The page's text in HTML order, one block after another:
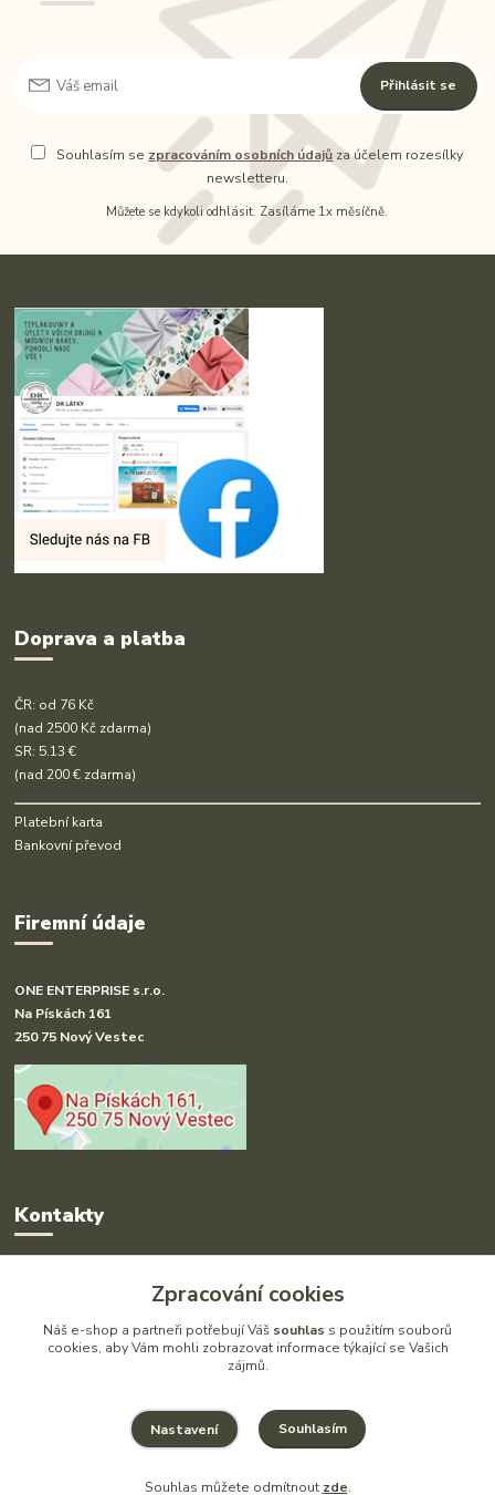
Přihlásit se
Souhlasím se zpracováním osobních údajů za účelem rozesílky
newsletteru.
Můžete se kdykoli odhlásit. Zasíláme 1x měsíčně.
Doprava a platba
ČR: od 76 Kč
(nad 2500 Kč zdarma)
SR: 5.13 €
(nad 200 € zdarma)
Platební karta
Bankovní převod
Firemní údaje
ONE ENTERPRISE s.r.o.
Na Pískách 161
250 75 Nový Vestec
Kontakty
Radka Hakl
+420 777 613 020
(Po-Pá, 9-16 hod.)
Zpracování cookies
Náš e-shop a partneři potřebují Váš souhlas s použitím souborů
cookies, aby Vám mohli zobrazovat informace týkající se Vašich
zájmů.
Nastavení Souhlasím
Souhlas můžete odmítnout zde.